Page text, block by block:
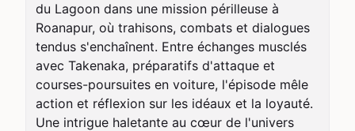
du Lagoon dans une mission périlleuse à
Roanapur, où trahisons, combats et dialogues
tendus s'enchaînent. Entre échanges musclés
avec Takenaka, préparatifs d'attaque et
courses-poursuites en voiture, l'épisode mêle
action et réflexion sur les idéaux et la loyauté.
Une intrigue haletante au cœur de l'univers